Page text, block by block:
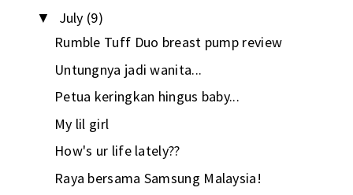
▼ July (9)
Rumble Tuff Duo breast pump review
Untungnya jadi wanita...
Petua keringkan hingus baby...
My lil girl
How's ur life lately??
Raya bersama Samsung Malaysia!